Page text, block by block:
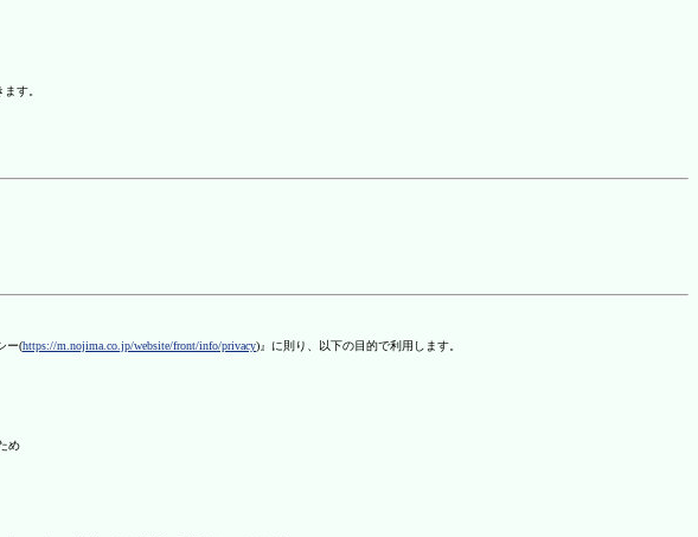
す。
ー(https://m.nojima.co.jp/website/front/info/privacy)』に則り、以下の目的で利用します。
め